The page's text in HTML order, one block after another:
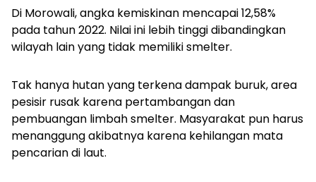
Di Morowali, angka kemiskinan mencapai 12,58%
pada tahun 2022. Nilai ini lebih tinggi dibandingkan
wilayah lain yang tidak memiliki smelter.
Tak hanya hutan yang terkena dampak buruk, area
pesisir rusak karena pertambangan dan
pembuangan limbah smelter. Masyarakat pun harus
menanggung akibatnya karena kehilangan mata
pencarian di laut.